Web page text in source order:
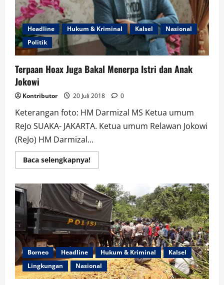
Headline Hukum & Kriminal Kalsel
Nasional
Politik
Terpaan Hoax Juga Bakal Menerpa Istri dan Anak
Jokowi
Kontributor 20 Juli 2018 0
Keterangan foto: HM Darmizal MS Ketua umum
ReJo SUAKA- JAKARTA. Ketua umum Relawan Jokowi
(ReJo) HM Darmizal...
Baca selengkapnya!Read
more
Hoax
Juga
Bakal
Menerpa
Istri
dan
Anak
Jokowi
Borneo Headline Hukum & Kriminal
Kalsel
Lingkungan
Nasional